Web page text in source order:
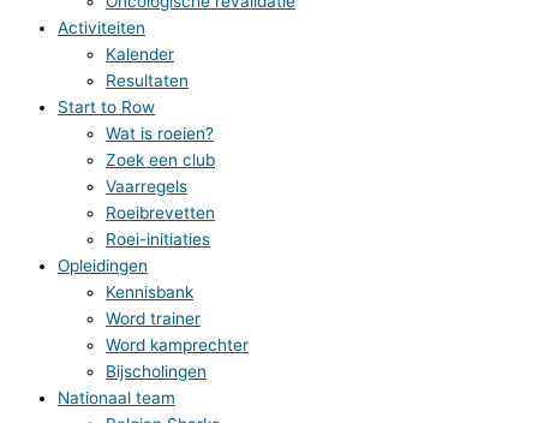
Activiteiten
Kalender
Resultaten
Start to Row
Wat is roeien?
Zoek een club
Vaarregels
Roeibrevetten
Roei-initiaties
Opleidingen
Kennisbank
Word trainer
Word kamprechter
Bijscholingen
Nationaal team